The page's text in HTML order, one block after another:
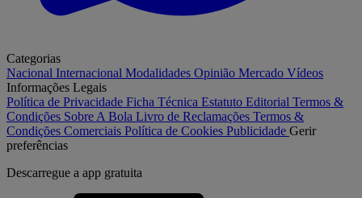
Categorias
Nacional Internacional Modalidades Opinião Mercado Vídeos
Informações Legais
Política de Privacidade Ficha Técnica Estatuto Editorial Termos &
Condições Sobre A Bola Livro de Reclamações Termos &
Condições Comerciais Política de Cookies Publicidade Gerir
preferências
Descarregue a app gratuita